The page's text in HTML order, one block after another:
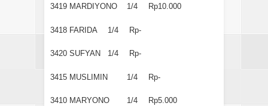
3419 MARDIYONO 1/4 Rp10.000
3418 FARIDA 1/4 Rp-
3420 SUFYAN 1/4 Rp-
3415 MUSLIMIN 1/4 Rp-
3410 MARYONO 1/4 Rp5.000